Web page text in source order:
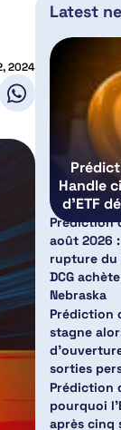
2024
Latest
Handle
d’ETF
Prédiction
août 2026 :
rupture du
DCG
Nebraska
Prédiction
stagne
sorties
Prédiction
pourquoi
après cinq